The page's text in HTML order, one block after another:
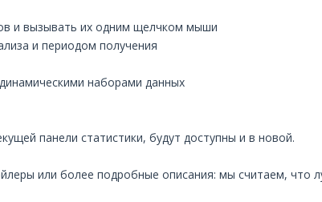
и вызывать их одним щелчком мыши
и периодом получения
наборами данных
панели статистики, будут доступны и в новой.
или более подробные описания: мы считаем, что